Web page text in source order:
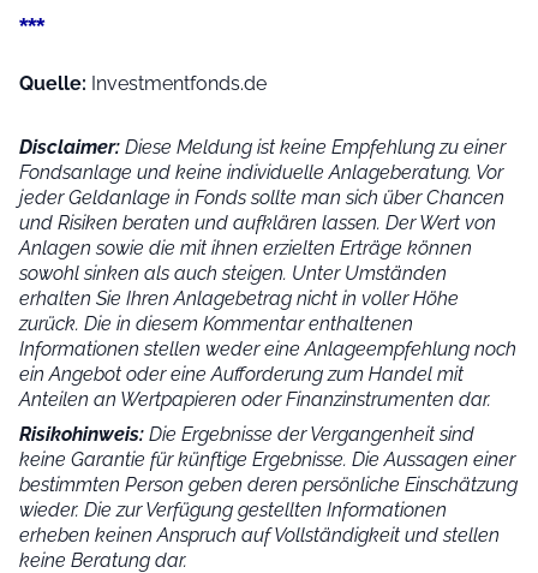
***
Quelle: Investmentfonds.de
Disclaimer: Diese Meldung ist keine Empfehlung zu einer
Fondsanlage und keine individuelle Anlageberatung. Vor
jeder Geldanlage in Fonds sollte man sich über Chancen
und Risiken beraten und aufklären lassen. Der Wert von
Anlagen sowie die mit ihnen erzielten Erträge können
sowohl sinken als auch steigen. Unter Umständen
erhalten Sie Ihren Anlagebetrag nicht in voller Höhe
zurück. Die in diesem Kommentar enthaltenen
Informationen stellen weder eine Anlageempfehlung noch
ein Angebot oder eine Aufforderung zum Handel mit
Anteilen an Wertpapieren oder Finanzinstrumenten dar.
Risikohinweis: Die Ergebnisse der Vergangenheit sind
keine Garantie für künftige Ergebnisse. Die Aussagen einer
bestimmten Person geben deren persönliche Einschätzung
wieder. Die zur Verfügung gestellten Informationen
erheben keinen Anspruch auf Vollständigkeit und stellen
keine Beratung dar.